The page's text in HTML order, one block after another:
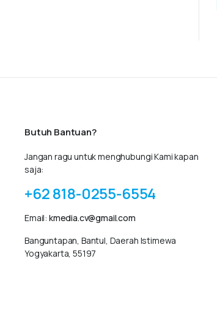
Butuh Bantuan?
Jangan ragu untuk menghubungi Kami kapan
saja:
+62 818-0255-6554
Email: kmedia.cv@gmail.com
Banguntapan, Bantul, Daerah Istimewa
Yogyakarta, 55197